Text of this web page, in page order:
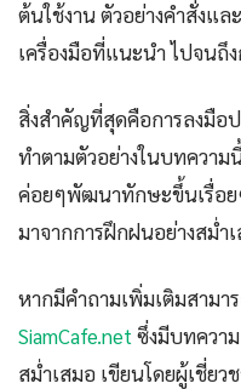
ต้นใช้งาน ตัวอย่างคำสั่งแ
เครื่องมือที่แนะนำ ไปจนถึ
สิ่งสำคัญที่สุดคือการลงมือ
ทำตามตัวอย่างในบทความ
ค่อยๆพัฒนาทักษะขึ้นเรื่อย
มาจากการฝึกฝนอย่างสม่ำ
หากมีคำถามเพิ่มเติมสาม
SiamCafe.net ซึ่งมีบทควา
สม่ำเสมอ เขียนโดยผู้เชี่ย